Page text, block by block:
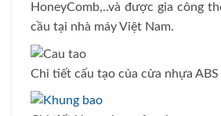
HoneyComb,..và được gia công
cầu tại nhà máy Việt Nam.
Chi tiết cấu tạo của cửa nhựa ABS